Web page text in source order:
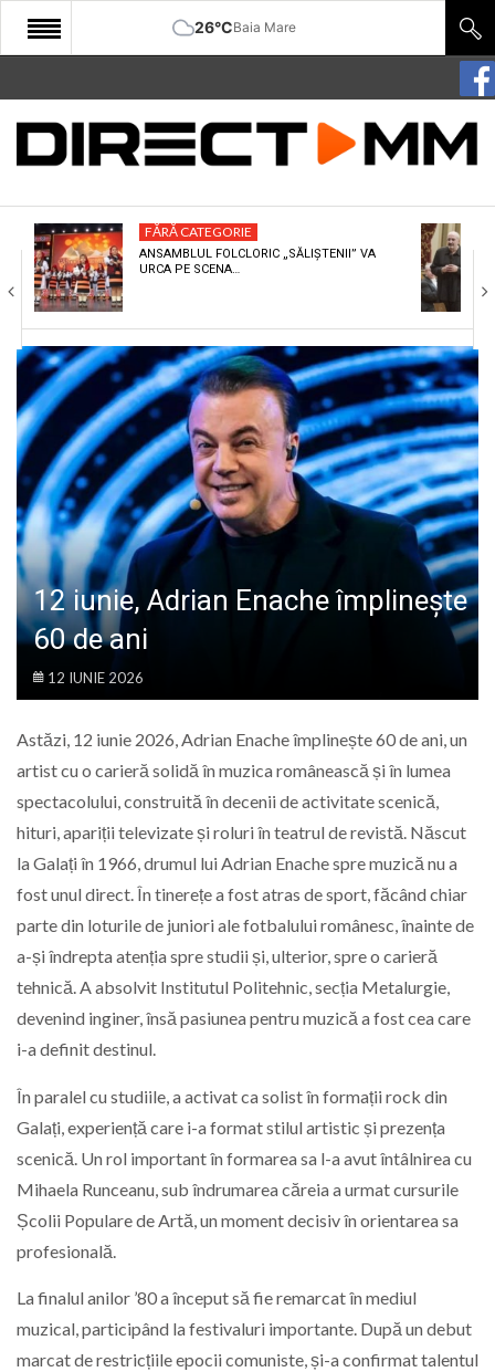
26°CBaia Mare
START
COMUNITATE
CULTURA
ECONOMIE
SANATATE
SPORT
SPECIAL
POLITIC
LIFE
FĂRĂ CATEGORIE
ANSAMBLUL FOLCLORIC „SĂLIȘTENII” VA
URCA PE SCENA…
12 iunie, Adrian Enache împlinește
60 de ani
12 IUNIE 2026
Astăzi, 12 iunie 2026, Adrian Enache împlinește 60 de ani, un
artist cu o carieră solidă în muzica românească și în lumea
spectacolului, construită în decenii de activitate scenică,
hituri, apariții televizate și roluri în teatrul de revistă. Născut
la Galați în 1966, drumul lui Adrian Enache spre muzică nu a
fost unul direct. În tinerețe a fost atras de sport, făcând chiar
parte din loturile de juniori ale fotbalului românesc, înainte de
a-și îndrepta atenția spre studii și, ulterior, spre o carieră
tehnică. A absolvit Institutul Politehnic, secția Metalurgie,
devenind inginer, însă pasiunea pentru muzică a fost cea care
i-a definit destinul.
În paralel cu studiile, a activat ca solist în formații rock din
Galați, experiență care i-a format stilul artistic și prezența
scenică. Un rol important în formarea sa l-a avut întâlnirea cu
Mihaela Runceanu, sub îndrumarea căreia a urmat cursurile
Școlii Populare de Artă, un moment decisiv în orientarea sa
profesională.
La finalul anilor ’80 a început să fie remarcat în mediul
muzical, participând la festivaluri importante. După un debut
marcat de restricțiile epocii comuniste, și-a confirmat talentul